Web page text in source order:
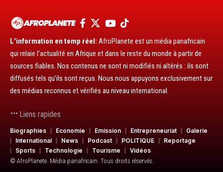
L'information en temp réel: AfroPlanete est un média panafricain
qui relaie l’actualité en Afrique et dans le reste du monde à partir de
sources fiables. Nos contenus ne sont ni modifiés ni altérés : ils sont
diffusés tels qu’ils sont reçus. Nous nous appuyons exclusivement sur
des médias reconnus et vérifiés au niveau international.
Liens rapides
Biographies Economie Emission Entrepreneuriat
Galerie
International
News Podcast POLITIQUE
Reportage
Sports
Technologie Tourisme
Vidéos
© AfroPlanete. Média panafricain. Tous droits réservés.